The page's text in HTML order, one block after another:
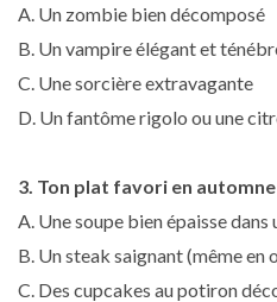
A. Un zombie bien décomposé
B. Un vampire élégant et
C. Une sorcière extravagante
D. Un fantôme rigolo ou une
3. Ton plat favori en automne
A. Une soupe bien épaisse
B. Un steak saignant (même en
C. Des cupcakes au potiron